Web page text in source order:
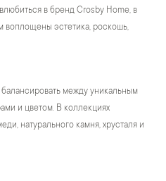
в бренд Crosby Home, в
воплощены эстетика, роскошь,
между уникальным
и цветом. В коллекциях
натурального камня, хрусталя и